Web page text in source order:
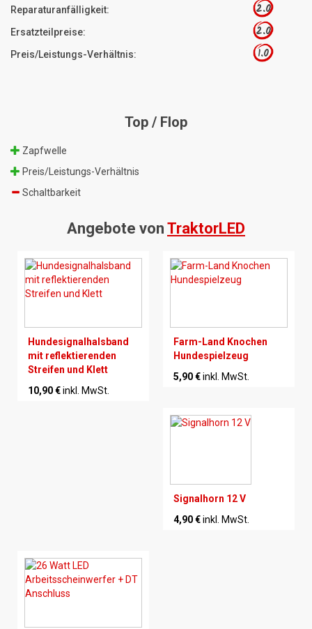
Reparaturanfälligkeit: 2.0
Ersatzteilpreise: 2.0
Preis/Leistungs-Verhältnis: 1.0
Top / Flop
Zapfwelle
Preis/Leistungs-Verhältnis
Schaltbarkeit
Angebote von TraktorLED
Hundesignalhalsband
mit reflektierenden
Streifen und Klett
10,90 €inkl. MwSt.
Farm-Land Knochen
Hundespielzeug
5,90 €inkl. MwSt.
Signalhorn 12 V
4,90 €inkl. MwSt.